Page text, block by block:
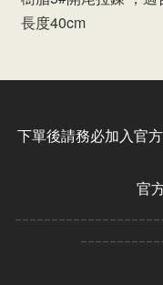
長度40cm
下單後請務必加入官
官